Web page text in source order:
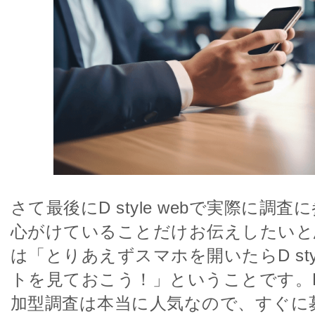
さて最後にD style webで実際に調査
心がけていることだけお伝えしたい
は「とりあえずスマホを開いたらD
トを見ておこう！」ということです
加型調査は本当に人気なので、すぐ